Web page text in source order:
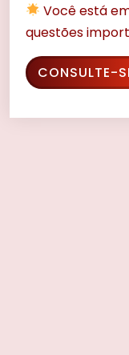
Você está
questões
CONSULTE-